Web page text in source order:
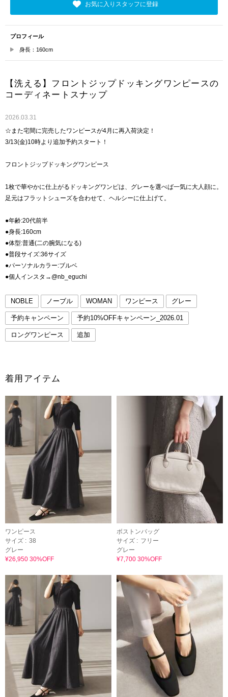
お気に入りスタッフに登録
プロフィール
身長：160cm
【洗える】フロントジップドッキングワンピースの
コーディネートスナップ
2026.03.31
☆また宅間に完売したワンピースが4月に再入荷決定！
3/13(金)10時より追加予約スタート！
フロントジップドッキングワンピース
1枚で華やかに仕上がるドッキングワンピは、グレーを選べば一気に大人顔に。
足元はフラットシューズを合わせて、ヘルシーに仕上げて。
●年齢:20代前半
●身長:160cm
●体型:普通(二の腕気になる)
●普段サイズ:36サイズ
●パーソナルカラー:ブルベ
●個人インスタ→@nb_eguchi
NOBLE ノーブル WOMAN ワンピース グレー
予約キャンペーン 予約10%OFFキャンペーン_2026.01
ロングワンピース 追加
着用アイテム
ワンピース
サイズ : 38
グレー
¥26,950 30%OFF
ボストンバッグ
サイズ : フリー
グレー
¥7,700 30%OFF